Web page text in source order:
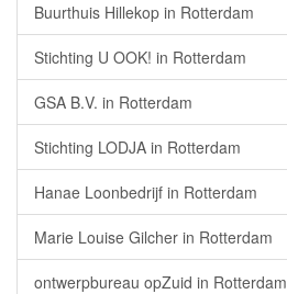
Buurthuis Hillekop in Rotterdam
Stichting U OOK! in Rotterdam
GSA B.V. in Rotterdam
Stichting LODJA in Rotterdam
Hanae Loonbedrijf in Rotterdam
Marie Louise Gilcher in Rotterdam
ontwerpbureau opZuid in Rotterdam